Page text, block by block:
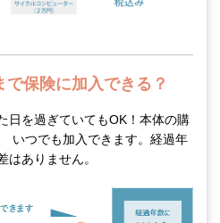
保険に加入できる？
日を過ぎていてもOK！本体の購
いつでも加入できます。経過年
はありません。